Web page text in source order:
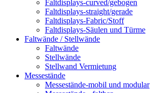
Faltdisplays-curved/gebogen
Faltdisplays-straight/gerade
Faltdisplays-Fabric/Stoff
Faltdisplays-Säulen und Türme
Faltwände / Stellwände
Faltwände
Stellwände
Stellwand Vermietung
Messestände
Messestände-mobil und modular